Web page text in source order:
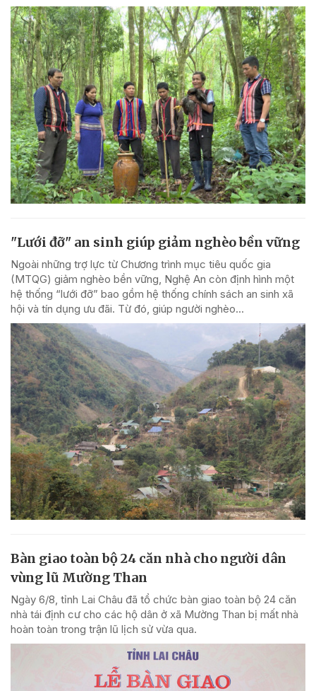
"Lưới đỡ" an sinh giúp giảm nghèo bền vững
Ngoài những trợ lực từ Chương trình mục tiêu quốc gia
(MTQG) giảm nghèo bền vững, Nghệ An còn định hình một
hệ thống “lưới đỡ” bao gồm hệ thống chính sách an sinh xã
hội và tín dụng ưu đãi. Từ đó, giúp người nghèo...
Bàn giao toàn bộ 24 căn nhà cho người dân
vùng lũ Mường Than
Ngày 6/8, tỉnh Lai Châu đã tổ chức bàn giao toàn bộ 24 căn
nhà tái định cư cho các hộ dân ở xã Mường Than bị mất nhà
hoàn toàn trong trận lũ lịch sử vừa qua.